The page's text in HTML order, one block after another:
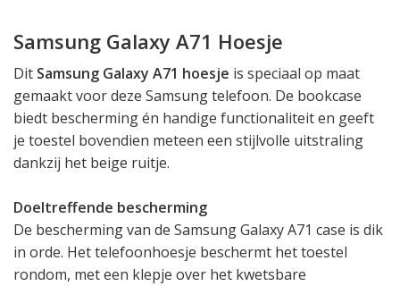
Samsung Galaxy A71 Hoesje
Dit Samsung Galaxy A71 hoesje is speciaal op maat
gemaakt voor deze Samsung telefoon. De bookcase
biedt bescherming én handige functionaliteit en geeft
je toestel bovendien meteen een stijlvolle uitstraling
dankzij het beige ruitje.
Doeltreffende bescherming
De bescherming van de Samsung Galaxy A71 case is dik
in orde. Het telefoonhoesje beschermt het toestel
rondom, met een klepje over het kwetsbare